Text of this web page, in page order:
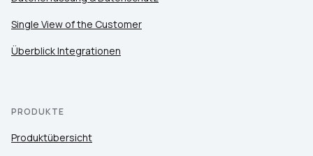
Single View of the Customer
Überblick Integrationen
PRODUKTE
Produktübersicht